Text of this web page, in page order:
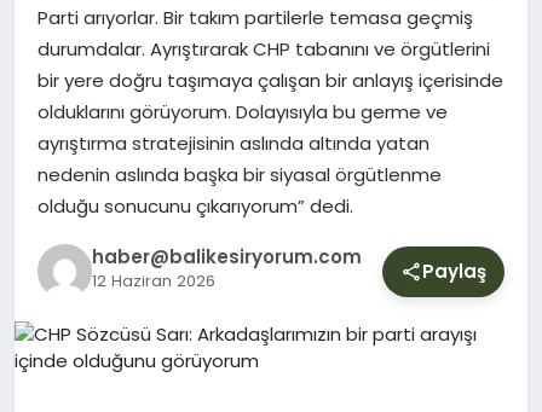
Parti arıyorlar. Bir takım partilerle temasa geçmiş
durumdalar. Ayrıştırarak CHP tabanını ve örgütlerini
bir yere doğru taşımaya çalışan bir anlayış içerisinde
olduklarını görüyorum. Dolayısıyla bu germe ve
ayrıştırma stratejisinin aslında altında yatan
nedenin aslında başka bir siyasal örgütlenme
olduğu sonucunu çıkarıyorum” dedi.
haber@balikesiryorum.com
12 Haziran 2026 Paylaş